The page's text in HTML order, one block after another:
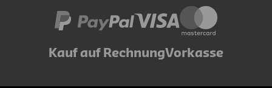
Kauf auf RechnungVorkasse